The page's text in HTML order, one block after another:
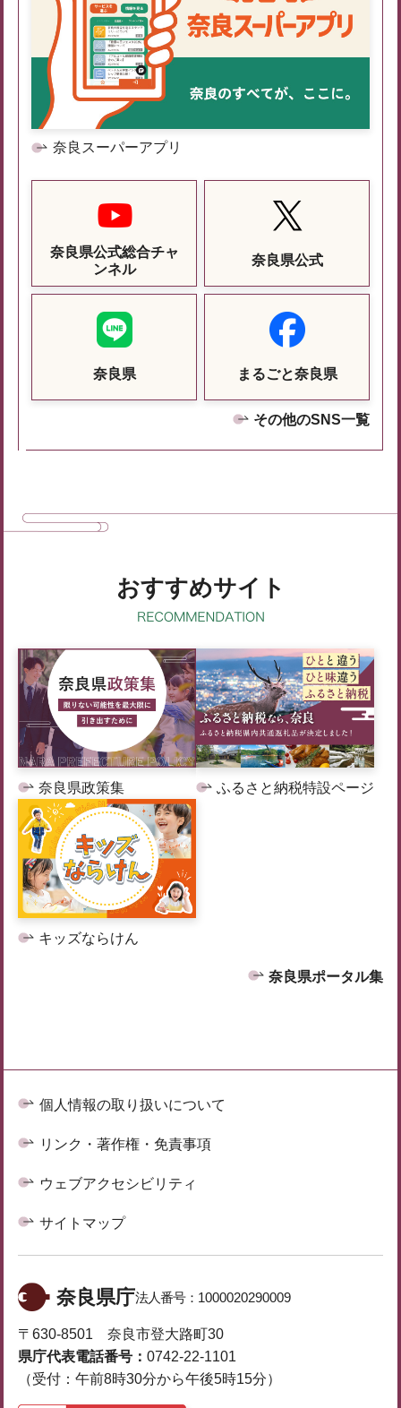
奈良スーパーアプリ
奈良県公式総合チャ
ンネル
奈良県公式
奈良県 まるごと奈良県
その他のSNS一覧
おすすめサイト
奈良県政策集 ふるさと納税特設ページ
キッズならけん
奈良県ポータル集
個人情報の取り扱いについて
リンク・著作権・免責事項
ウェブアクセシビリティ
サイトマップ
奈良県庁法人番号： 1000020290009
〒630-8501 奈良市登大路町30
県庁代表電話番号： 0742-22-1101
（受付：午前8時30分から午後5時15分）